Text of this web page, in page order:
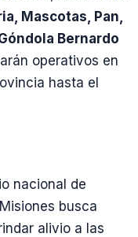
Mascotas, Pan,
Bernardo
operativos en
hasta el
nacional de
busca
alivio a las